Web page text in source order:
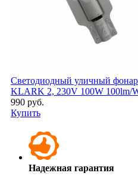
Светодиодный уличный
KLARK 2, 230V 100W 100lm/
990 руб.
Купить
Надежная гарантия